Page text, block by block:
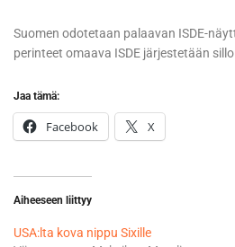
Suomen odotetaan palaavan ISDE-
perinteet omaava ISDE järjestetään
Jaa tämä:
Facebook X
Aiheeseen liittyy
USA:lta kova nippu Sixille